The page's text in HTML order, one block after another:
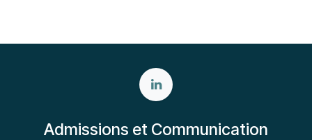
Admissions et Communication